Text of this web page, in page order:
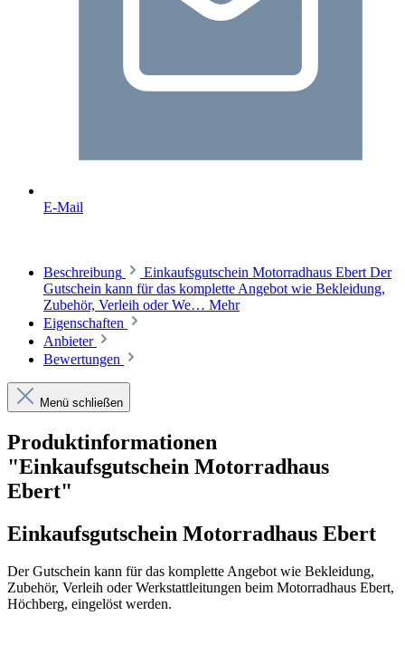
E-Mail
Beschreibung
Einkaufsgutschein Motorradhaus Ebert Der
Gutschein kann für das komplette Angebot wie Bekleidung,
Zubehör, Verleih oder We… Mehr
Eigenschaften
Anbieter
Bewertungen
Menü schließen
Produktinformationen
"Einkaufsgutschein Motorradhaus
Ebert"
Einkaufsgutschein Motorradhaus Ebert
Der Gutschein kann für das komplette Angebot wie Bekleidung,
Zubehör, Verleih oder Werkstattleitungen beim Motorradhaus Ebert,
Höchberg, eingelöst werden.